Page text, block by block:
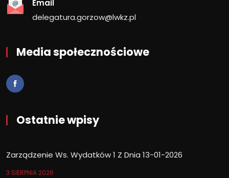
Email
delegatura.gorzow@lwkz.pl
Media społecznościowe
Ostatnie wpisy
Zarządzenie Ws. Wydatków 1 Z Dnia 13-01-2026
3 SIERPNIA 2026